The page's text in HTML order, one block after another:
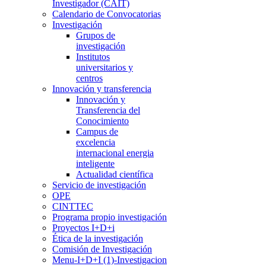
Investigador (CAIT)
Calendario de Convocatorias
Investigación
Grupos de
investigación
Institutos
universitarios y
centros
Innovación y transferencia
Innovación y
Transferencia del
Conocimiento
Campus de
excelencia
internacional energia
inteligente
Actualidad científica
Servicio de investigación
OPE
CINTTEC
Programa propio investigación
Proyectos I+D+i
Ética de la investigación
Comisión de Investigación
Menu-I+D+I (1)-Investigacion